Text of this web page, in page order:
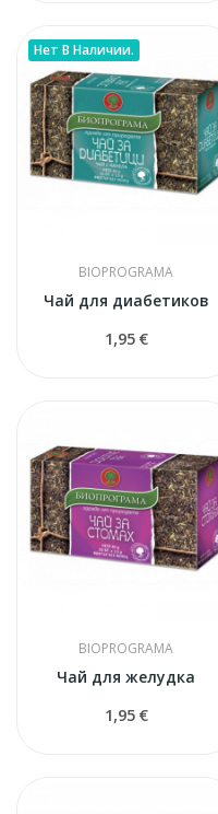
Нет В Наличии.
BIOPROGRAMA
Чай для диабетиков
1,95 €
BIOPROGRAMA
Чай для желудка
1,95 €